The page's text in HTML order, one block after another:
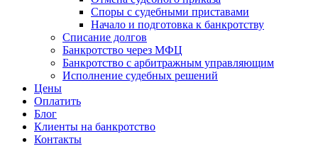
Споры с судебными приставами
Начало и подготовка к банкротству
Списание долгов
Банкротство через МФЦ
Банкротство с арбитражным управляющим
Исполнение судебных решений
Цены
Оплатить
Блог
Клиенты на банкротство
Контакты